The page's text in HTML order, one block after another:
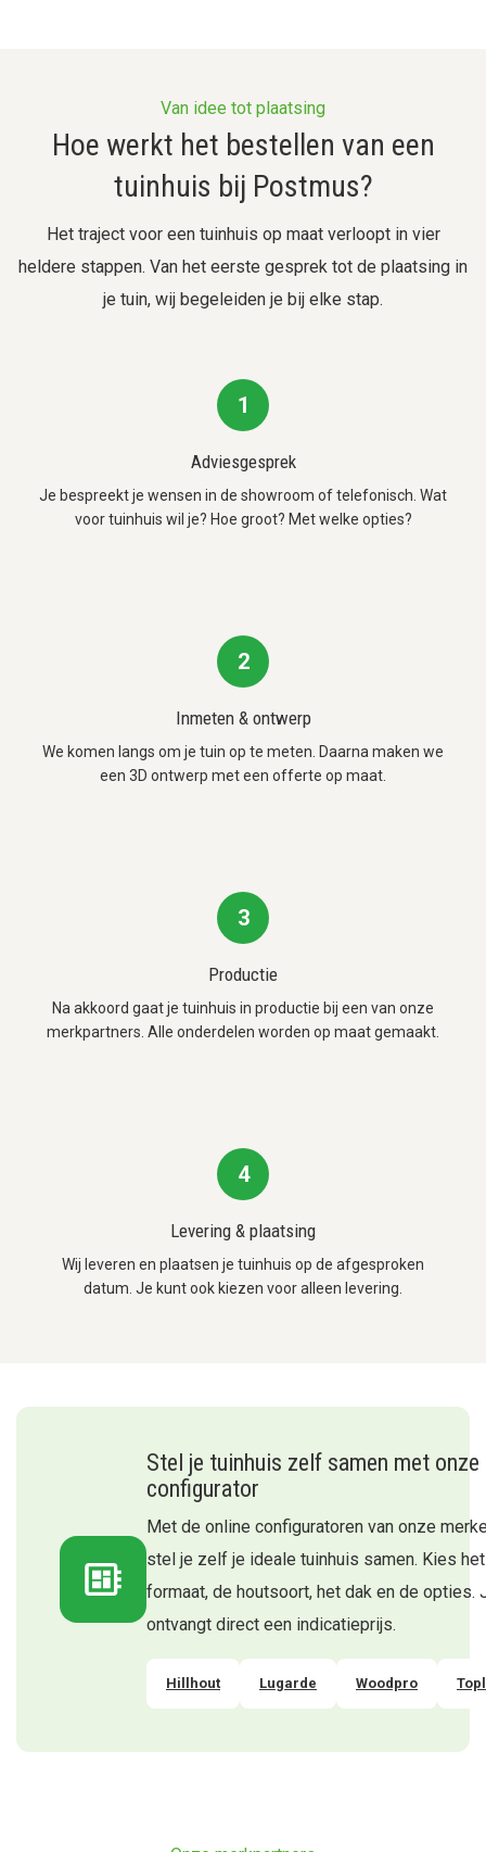
Van idee tot plaatsing
Hoe werkt het bestellen van een
tuinhuis bij Postmus?
Het traject voor een tuinhuis op maat verloopt in vier
heldere stappen. Van het eerste gesprek tot de plaatsing in
je tuin, wij begeleiden je bij elke stap.
1
Adviesgesprek
Je bespreekt je wensen in de showroom of telefonisch. Wat
voor tuinhuis wil je? Hoe groot? Met welke opties?
2
Inmeten & ontwerp
We komen langs om je tuin op te meten. Daarna maken we
een 3D ontwerp met een offerte op maat.
3
Productie
Na akkoord gaat je tuinhuis in productie bij een van onze
merkpartners. Alle onderdelen worden op maat gemaakt.
4
Levering & plaatsing
Wij leveren en plaatsen je tuinhuis op de afgesproken
datum. Je kunt ook kiezen voor alleen levering.
Stel je tuinhuis zelf samen met onze
configurator
Met de online configuratoren van onze
stel je zelf je ideale tuinhuis samen. Kies het
formaat, de houtsoort, het dak en de opties.
ontvangt direct een indicatieprijs.
Hillhout Lugarde Woodpro